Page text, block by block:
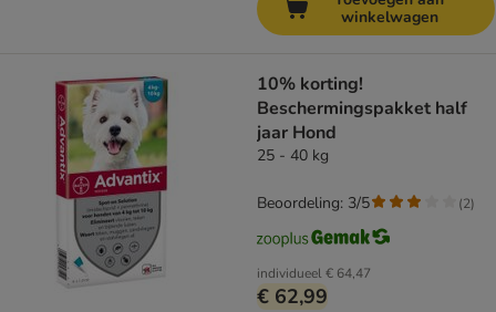
winkelwagen
10% korting!
Beschermingspakket half
jaar Hond
25 - 40 kg
individueel€ 64,47
€ 62,99
Beoordeling: 3/5 (2)